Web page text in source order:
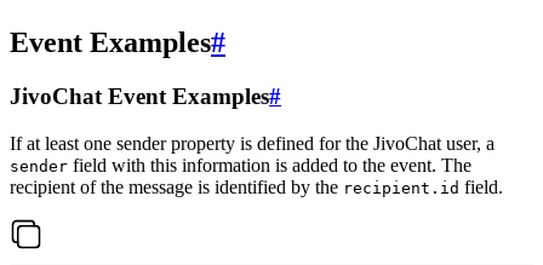
Event Examples#
JivoChat Event Examples#
If at least one sender property is defined for the JivoChat user, a
sender field with this information is added to the event. The
recipient of the message is identified by the recipient.id field.